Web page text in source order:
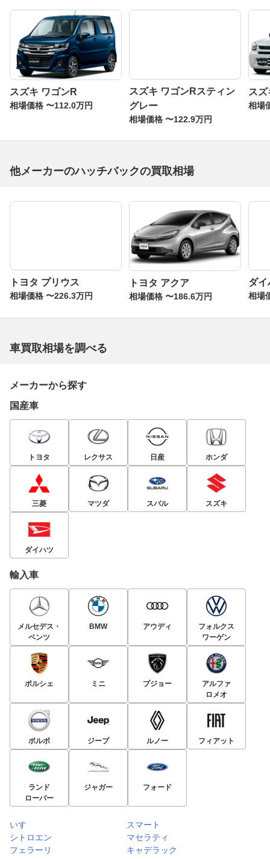
スズキ ワゴンR
相場価格 〜112.0万円
スズキ ワゴンRスティン
グレー
相場価格 〜122.9万円
ス
相場
他メーカーのハッチバックの買取相場
トヨタ プリウス
相場価格 〜226.3万円
トヨタ アクア
相場価格 〜186.6万円
ダイ
相場
車買取相場を調べる
メーカーから探す
国産車
トヨタ レクサス 日産 ホンダ
三菱 マツダ スバル スズキ
ダイハツ
輸入車
メルセデス・
ベンツ
BMW アウディ
フォルクス
ワーゲン
ポルシェ ミニ プジョー
アルファ
ロメオ
ボルボ ジープ ルノー フィアット
ランド
ローバー
ジャガー フォード
いすゞ
スマート
シトロエン
マセラティ
フェラーリ
キャデラック